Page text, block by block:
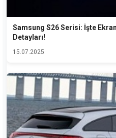
Samsung S26 Serisi: İşte
Detayları!
15.07.2025